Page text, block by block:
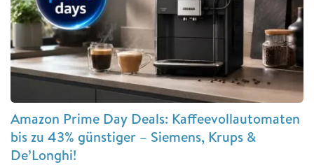
Amazon Prime Day Deals: Kaffeevollautomaten
bis zu 43% günstiger – Siemens, Krups &
De’Longhi!